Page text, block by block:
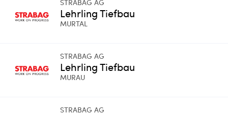
STRABAG AG
Lehrling Tiefbau
MURTAL
STRABAG AG
Lehrling Tiefbau
MURAU
STRABAG AG